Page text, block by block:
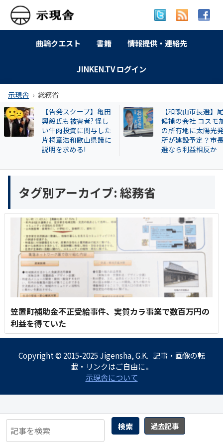
曲輪クエスト 書籍 情報提供・連絡先
JINKEN.TV ログイン
示現舎 総務省
【告発スクープ】亀田
興毅氏も被害者? 怪し
い牛肉投資に関与した
片桐章浩和歌山県議に
説明を求める!
【和歌山市長選】
候補の会社 コスモ
の所有地に太陽光
所が建設予定？市
選なら利益相反か
検索 過去記事
タグ別アーカイブ: 総務省
笠置町補助金不正受給事件、実質カラ事業で数百万円の
利益を得ていた
Copyright © 2015-2025 Jigensha, G.K. 記事・画像の転
載・リンクはご自由に。
示現舎について